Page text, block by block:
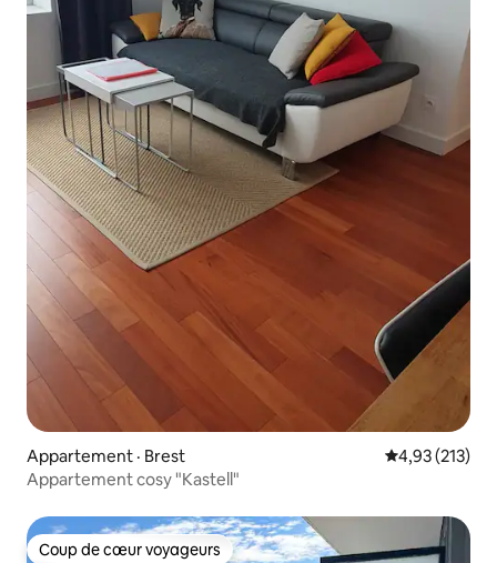
Appartement · Brest Note
4,93 (213)
Appartement cosy "Kastell"
Coup de cœur voyageurs